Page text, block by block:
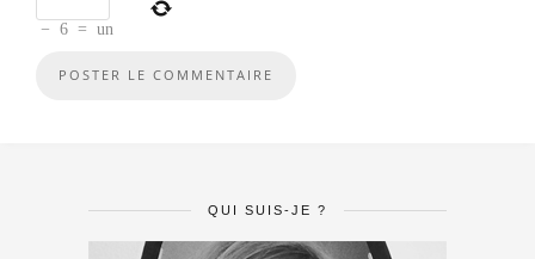
− 6 = un
QUI SUIS-JE ?